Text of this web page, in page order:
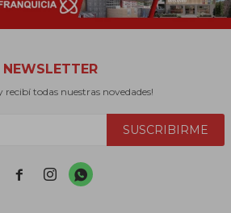
NEWSLETTER
recibí todas nuestras novedades!
SUSCRIBIRME
  